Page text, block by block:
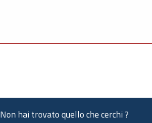
Non hai trovato quello che cerchi ?